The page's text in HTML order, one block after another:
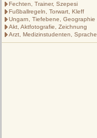
Fechten, Trainer, Szepesi
Fußballregeln, Torwart, Kleff
Ungarn, Tiefebene, Geographie
Akt, Aktfotografie, Zeichnung
Arzt, Medizinstudenten, Sprache